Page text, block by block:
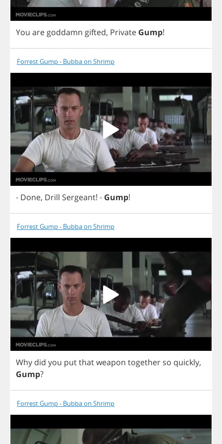
You are goddamn gifted, Private Gump!
Forrest Gump - Bubba on Shrimp
- Done, Drill Sergeant! - Gump!
Forrest Gump - Bubba on Shrimp
Why did you putthatweapon together so quickly,
Gump?
Forrest Gump - Bubba on Shrimp